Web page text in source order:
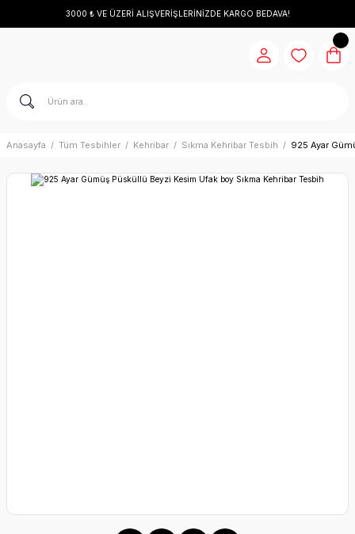
3000 ₺ VE ÜZERİ ALIŞVERİŞLERİNİZDE KARGO BEDAVA!
Anasayfa Tüm Tesbihler Kehribar Sıkma Kehribar Tesbih 925 Ayar